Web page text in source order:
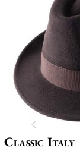
Classic Italy